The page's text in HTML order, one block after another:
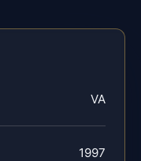
VA
1997